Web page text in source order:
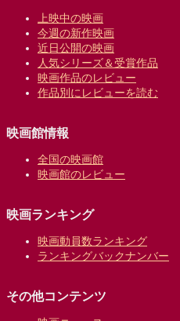
上映中の映画
今週の新作映画
近日公開の映画
人気シリーズ＆受賞作品
映画作品のレビュー
作品別にレビューを読む
映画館情報
全国の映画館
映画館のレビュー
映画ランキング
映画動員数ランキング
ランキングバックナンバー
その他コンテンツ